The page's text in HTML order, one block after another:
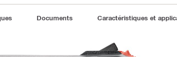
Documents Caractéristiques et